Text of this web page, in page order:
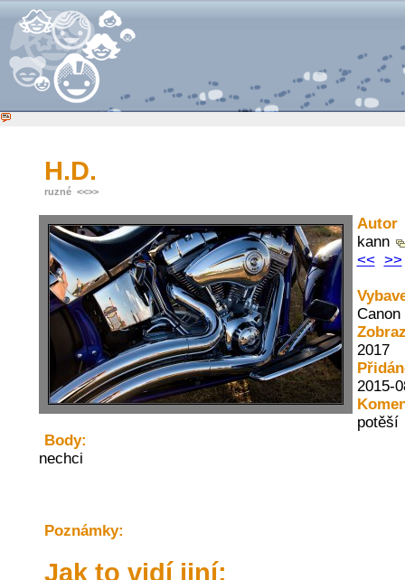
H.D.
ruzné <<>>
Autor
kann
<< >>
Canon
2017
2015-
potěší
Body:
nechci
Poznámky:
Jak to vidí jiní: